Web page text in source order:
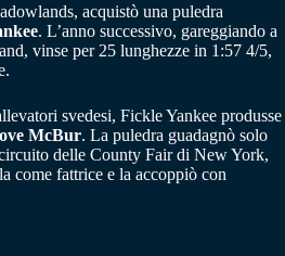
acquistò una puledra
. L’anno successivo, gareggiando a
vinse per 25 lunghezze in 1:57 4/5,
svedesi, Fickle Yankee produsse
McBur. La puledra guadagnò solo
delle County Fair di New York,
come fattrice e la accoppiò con